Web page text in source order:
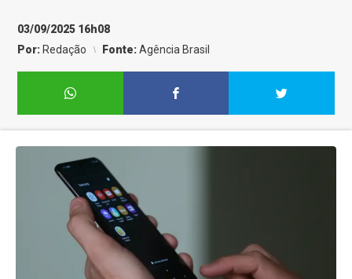
03/09/2025 16h08
Por: Redação Fonte:Agência Brasil